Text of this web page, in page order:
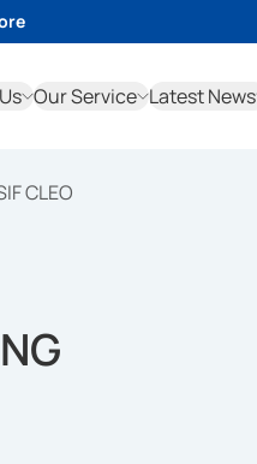
Our Service Latest News
CLEO